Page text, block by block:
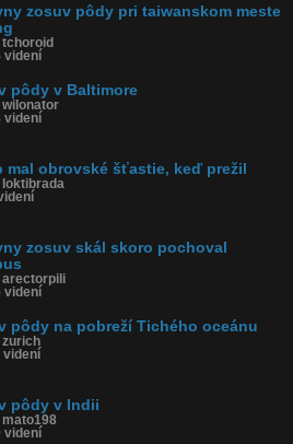
zosuv pôdy pri taiwanskom meste
videní
pôdy v Baltimore
videní
mal obrovské šťastie, keď prežil
zosuv skál skoro pochoval
arectorpili
videní
pôdy na pobreží Tichého oceánu
zurich
videní
pôdy v Indii
videní